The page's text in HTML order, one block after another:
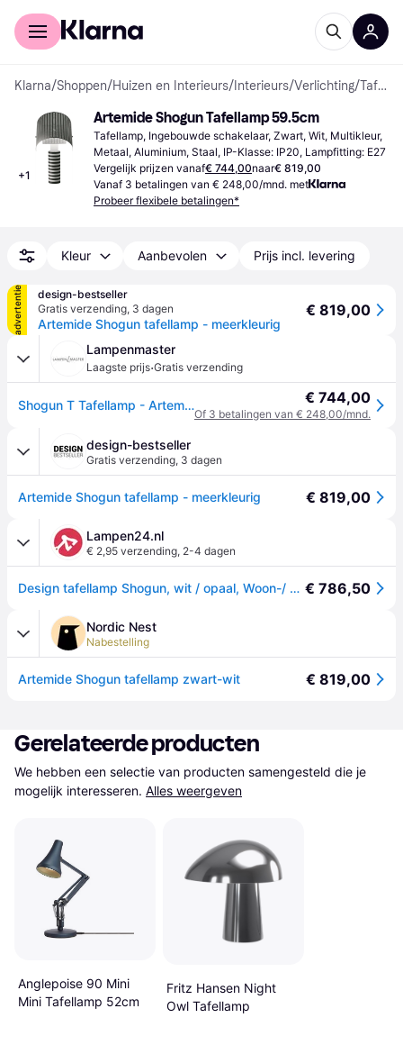
Voor shoppers
Klarna/Shoppen/Huizen en Interieurs/ Interieurs/Verlichting/ Tafellampen
+1
Artemide Shogun Tafellamp 59.5cm
Tafellamp, Ingebouwde schakelaar, Zwart, Wit, Multikleur,
Metaal, Aluminium, Staal, IP-Klasse: IP20, Lampfitting: E27
Vergelijk prijzen vanaf€ 744,00naar€ 819,00
Vanaf 3 betalingen van € 248,00/mnd. met
Probeer flexibele betalingen*
Kleur Aanbevolen Prijs incl. levering
advertentie
design-bestseller
Gratis verzending, 3 dagen
Artemide Shogun tafellamp - meerkleurig
€ 819,00
Lampenmaster
Laagste prijs·Gratis verzending
Shogun T Tafellamp - Artemide - Woonkamer - Designer - Metaal - Met lampenkap € 744,00
Of 3 betalingen van € 248,00/mnd.
design-bestseller
Gratis verzending, 3 dagen
Artemide Shogun tafellamp - meerkleurig € 819,00
Lampen24.nl
€ 2,95 verzending, 2-4 dagen
Design tafellamp Shogun, wit / opaal, Woon-/ Eetkamer, Aluminium, Design, tafellamp € 786,50
Nordic Nest
Nabestelling
Artemide Shogun tafellamp zwart-wit € 819,00
Gerelateerde producten
We hebben een selectie van producten samengesteld die je
mogelijk interesseren. Alles weergeven
Anglepoise 90 Mini
Mini Tafellamp 52cm
Fritz Hansen Night
Owl Tafellamp